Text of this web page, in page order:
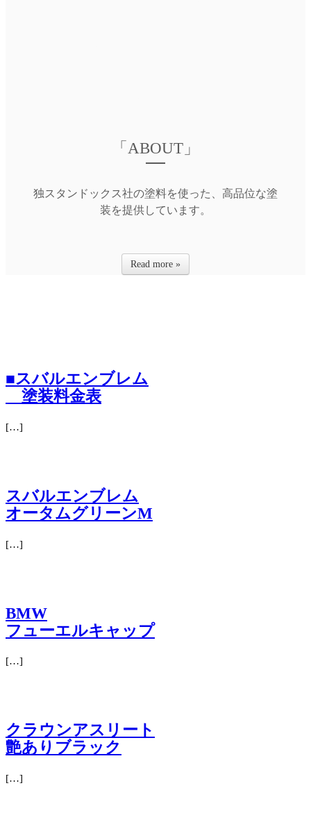
「ABOUT」
独スタンドックス社の塗料を使った、高品位な塗
装を提供しています。
Read more »
■スバルエンブレム
塗装料金表
[…]
スバルエンブレム
オータムグリーンM
[…]
BMW
フューエルキャップ
[…]
クラウンアスリート
艶ありブラック
[…]